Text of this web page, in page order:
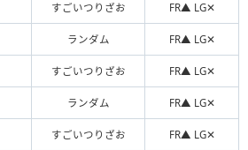
すごいつりざお FR▲ LG✕
ランダム FR▲ LG✕
すごいつりざお FR▲ LG✕
ランダム FR▲ LG✕
すごいつりざお FR▲ LG✕